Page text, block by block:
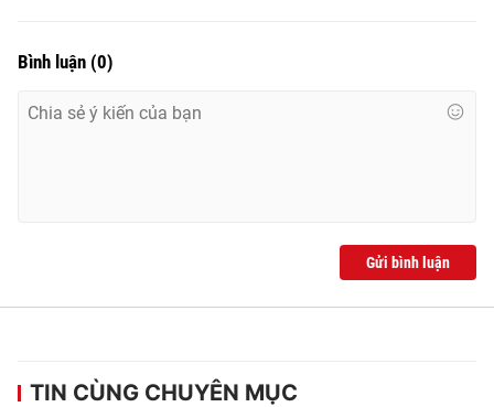
Bình luận (0)
Gửi bình luận
TIN CÙNG CHUYÊN MỤC